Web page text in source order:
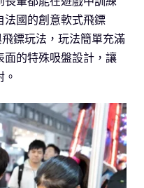
法國的創意軟式飛鏢
鏢玩法，玩法簡單充滿
面的特殊吸盤設計，讓